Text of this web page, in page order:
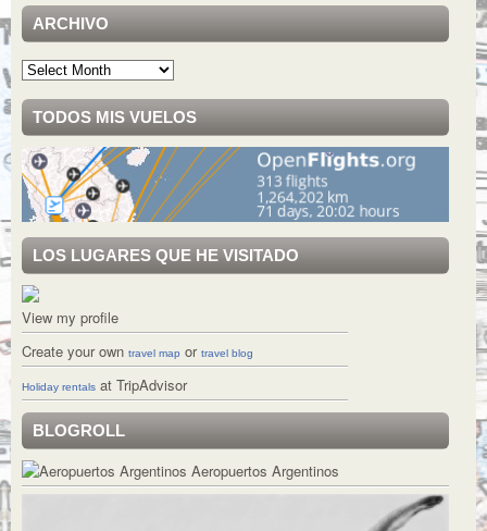
ARCHIVO
Archivo
TODOS MIS VUELOS
LOS LUGARES QUE HE VISITADO
View my profile
Create your own travel map or travel blog
Holiday rentals at TripAdvisor
BLOGROLL
Aeropuertos Argentinos